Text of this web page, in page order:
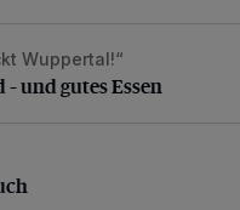
und gutes Essen
Wuppertal!“
– und gutes Essen